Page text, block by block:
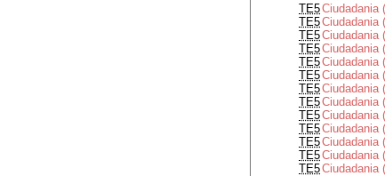
TE5Ciudadania
TE5Ciudadania
TE5Ciudadania
TE5Ciudadania
TE5Ciudadania
TE5Ciudadania
TE5Ciudadania
TE5Ciudadania
TE5Ciudadania
TE5Ciudadania
TE5Ciudadania
TE5Ciudadania
TE5Ciudadania